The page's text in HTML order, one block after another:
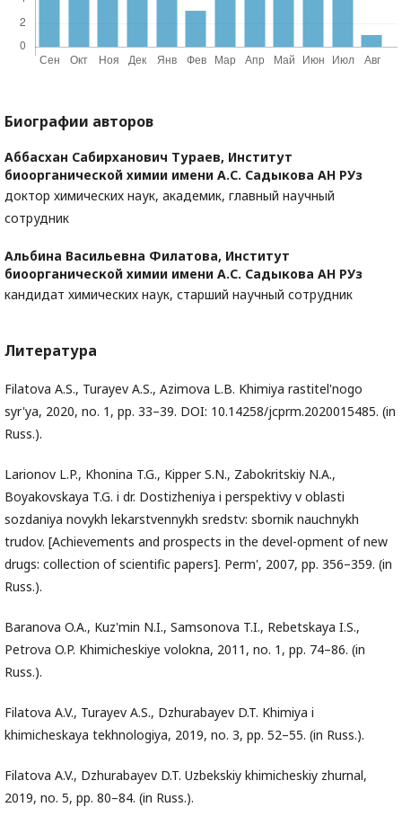
Биографии авторов
Аббасхан Сабирханович Тураев, Институт
биоорганической химии имени А.С. Садыкова АН РУз
доктор химических наук, академик, главный научный
сотрудник
Альбина Васильевна Филатова, Институт
биоорганической химии имени А.С. Садыкова АН РУз
кандидат химических наук, старший научный сотрудник
Литература
Filatova A.S., Turayev A.S., Azimova L.B. Khimiya rastitel'nogo
syr'ya, 2020, no. 1, pp. 33–39. DOI: 10.14258/jcprm.2020015485. (in
Russ.).
Larionov L.P., Khonina T.G., Kipper S.N., Zabokritskiy N.A.,
Boyakovskaya T.G. i dr. Dostizheniya i perspektivy v oblasti
sozdaniya novykh lekarstvennykh sredstv: sbornik nauchnykh
trudov. [Achievements and prospects in the devel-opment of new
drugs: collection of scientific papers]. Perm', 2007, pp. 356–359. (in
Russ.).
Baranova O.A., Kuz'min N.I., Samsonova T.I., Rebetskaya I.S.,
Petrova O.P. Khimicheskiye volokna, 2011, no. 1, pp. 74–86. (in
Russ.).
Filatova A.V., Turayev A.S., Dzhurabayev D.T. Khimiya i
khimicheskaya tekhnologiya, 2019, no. 3, pp. 52–55. (in Russ.).
Filatova A.V., Dzhurabayev D.T. Uzbekskiy khimicheskiy zhurnal,
2019, no. 5, pp. 80–84. (in Russ.).